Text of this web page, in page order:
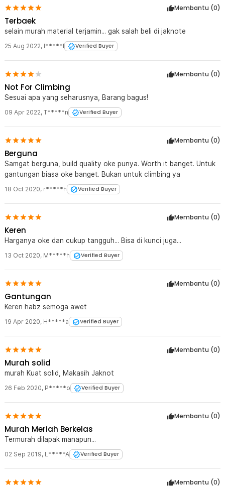
penting.
Kelengkapan Produk
Rincian yang Anda dapatkan untuk pembelian produk ini:
Membantu (0)
Terbaek
selain murah material terjamin... gak salah beli di jaknote
25 Aug 2022, I*****l Verified Buyer
Membantu (0)
Not For Climbing
Sesuai apa yang seharusnya, Barang bagus!
09 Apr 2022, T*****n Verified Buyer
Membantu (0)
Berguna
Samgat berguna, build quality oke punya. Worth it banget. Untuk
gantungan biasa oke banget. Bukan untuk climbing ya
18 Oct 2020, r*****h Verified Buyer
Membantu (0)
Keren
Harganya oke dan cukup tangguh... Bisa di kunci juga...
13 Oct 2020, M*****h Verified Buyer
Membantu (0)
Gantungan
Keren habz semoga awet
19 Apr 2020, H*****a Verified Buyer
Membantu (0)
Murah solid
murah Kuat solid, Makasih Jaknot
26 Feb 2020, P*****o Verified Buyer
Membantu (0)
Murah Meriah Berkelas
Termurah dilapak manapun...
02 Sep 2019, L*****A Verified Buyer
Membantu (0)